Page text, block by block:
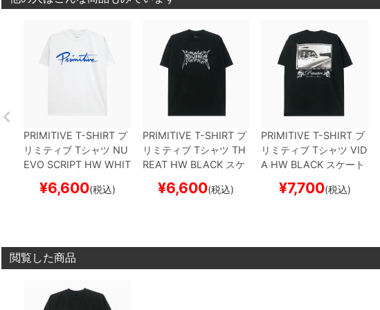
PRIMITIVE T-SHIRT プ
リミティブ Tシャツ NU
EVO SCRIPT HW WHIT
ボー¥6,600(税込)
PRIMITIVE T-SHIRTプ
リミティブTシャツ TH
REAT HWBLACKスケ
¥6,600(税込)
PRIMITIVE T-SHIRT プ
リミティブ Tシャツ VID
A HW BLACK スケート
¥7,700(税込)
閲覧した商品